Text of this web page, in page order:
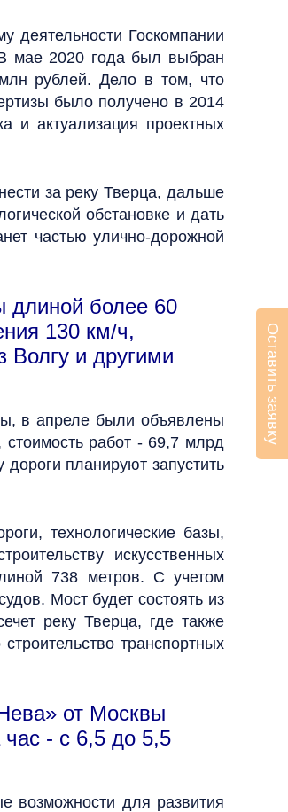
деятельности Госкомпании
мае 2020 года был выбран
рублей. Дело в том, что
было получено в 2014
и актуализация проектных
за реку Тверца, дальше
обстановке и дать
частью улично-дорожной
длиной более 60
130 км/ч,
Волгу и другими
в апреле были объявлены
работ - 69,7 млрд
планируют запустить
технологические базы,
искусственных
738 метров. С учетом
Мост будет состоять из
реку Тверца, где также
транспортных
от Москвы
- с 6,5 до 5,5
возможности для развития
Оставить заявку